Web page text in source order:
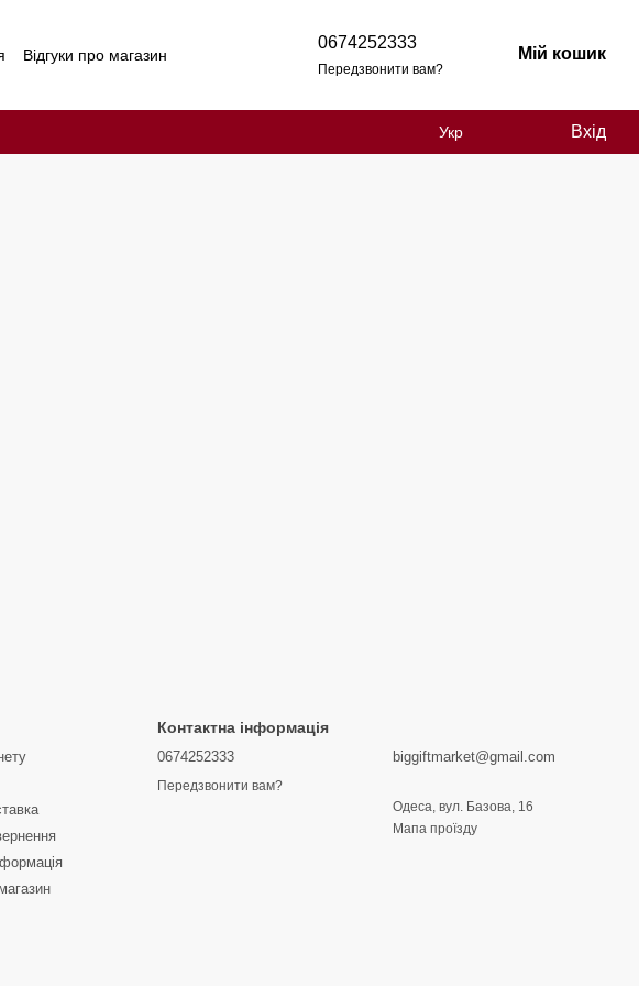
Відгуки про магазин
0674252333
Передзвонити вам?
Мій кошик
Укр Вхід
Контактна інформація
0674252333
Передзвонити вам?
biggiftmarket@gmail.com
Одеса, вул. Базова, 16
Мапа проїзду